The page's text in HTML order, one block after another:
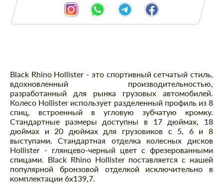
Описание
Black Rhino Hollister - это спортивный сетчатый стиль,
вдохновленный производительностью,
разработанный для рынка грузовых автомобилей.
Колесо Hollister использует разделенный профиль из 8
спиц, встроенный в угловую зубчатую кромку.
Стандартные размеры доступны в 17 дюймах, 18
дюймах и 20 дюймах для грузовиков с 5, 6 и 8
выступами. Стандартная отделка колесных дисков
Hollister - глянцево-черный цвет с фрезерованными
спицами. Black Rhino Hollister поставляется с нашей
популярной бронзовой отделкой исключительно в
комплектации 6x139,7.